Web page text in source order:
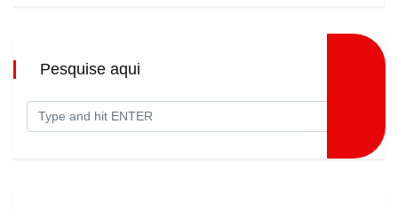
Pesquise aqui